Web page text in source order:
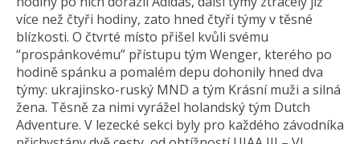
více než čtyři hodiny, zato hned čtyři týmy v těsné
blízkosti. O čtvrté místo přišel kvůli svému
“prospánkovému” přístupu tým Wenger, kterého po
hodině spánku a pomalém depu dohonily hned dva
týmy: ukrajinsko-ruský MND a tým Krásní muži a silná
žena. Těsně za nimi vyrážel holandský tým Dutch
Adventure. V lezecké sekci byly pro každého závodníka